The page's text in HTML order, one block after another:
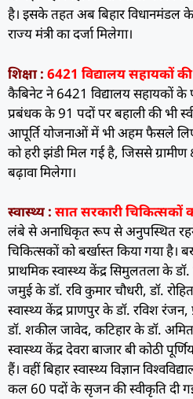
है। इसके तहत अब बिहार विधानमंडल
राज्य मंत्री का दर्जा मिलेगा।
शिक्षा : 6421 विद्यालय सहायकों की
कैबिनेट ने 6421 विद्यालय सहायकों के
प्रबंधक के 91 पदों पर बहाली की भी
आपूर्ति योजनाओं में भी अहम फैसले लिए
को हरी झंडी मिल गई है, जिससे ग्रामीण
बढ़ावा मिलेगा।
स्वास्थ्य : सात सरकारी चिकित्सकों
लंबे से अनाधिकृत रूप से अनुपस्थित
चिकित्सकों को बर्खास्त किया गया है।
प्राथमिक स्वास्थ्य केंद्र सिमुलतला के
जमुई के डॉ. रवि कुमार चौधरी, डॉ.
स्वास्थ्य केंद्र प्राणपुर के डॉ. रविश रंजन,
डॉ. शकील जावेद, कटिहार के डॉ.
स्वास्थ्य केंद्र देवरा बाजार बी कोठी
हैं। वहीं बिहार स्वास्थ्य विज्ञान
कल 60 पदों के सृजन की स्वीकृति दी